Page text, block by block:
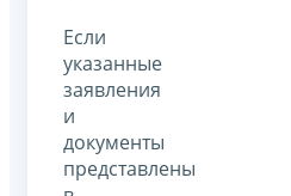
Если
указанные
заявления
и
документы
представлены